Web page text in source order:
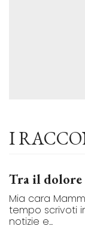
I
Tra il dolore
Mia cara
tempo scrivoti
notizie e...